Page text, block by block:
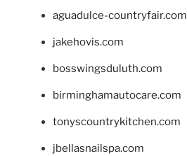
aguadulce-countryfair.com
jakehovis.com
bosswingsduluth.com
birminghamautocare.com
tonyscountrykitchen.com
jbellasnailspa.com